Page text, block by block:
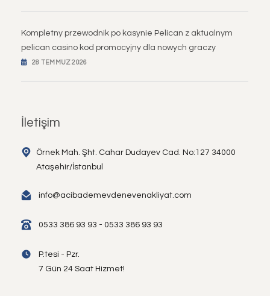
Kompletny przewodnik po kasynie Pelican z aktualnym
pelican casino kod promocyjny dla nowych graczy
28 TEMMUZ 2026
İletişim
Örnek Mah. Şht. Cahar Dudayev Cad. No:127 34000
Ataşehir/İstanbul
info@acibademevdenevenakliyat.com
0533 386 93 93 - 0533 386 93 93
P.tesi - Pzr.
7 Gün 24 Saat Hizmet!